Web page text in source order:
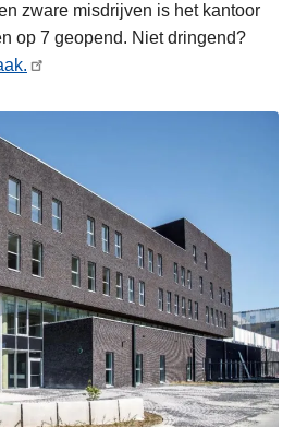
zware misdrijven is het kantoor
op 7 geopend. Niet dringend?